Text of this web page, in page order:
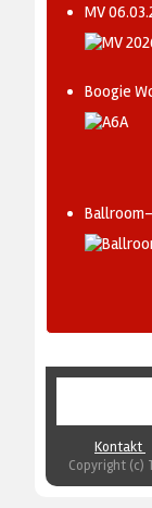
MV
Boogie
Kontakt
Copyright (c)